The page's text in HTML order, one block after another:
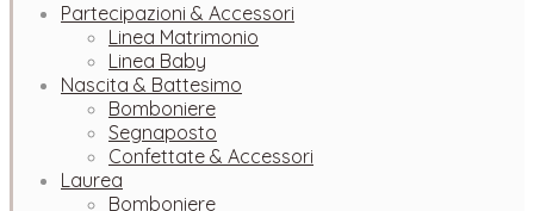
Partecipazioni & Accessori
Linea Matrimonio
Linea Baby
Nascita & Battesimo
Bomboniere
Segnaposto
Confettate & Accessori
Laurea
Bomboniere